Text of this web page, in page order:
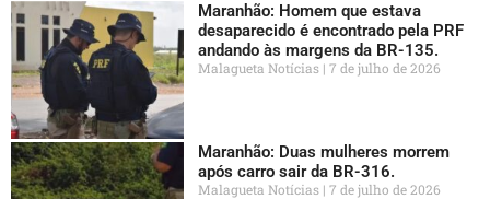
Maranhão: Homem que estava
desaparecido é encontrado pela PRF
andando às margens da BR-135.
Malagueta Notícias 7 de julho de 2026
Maranhão: Duas mulheres morrem
após carro sair da BR-316.
Malagueta Notícias 7 de julho de 2026